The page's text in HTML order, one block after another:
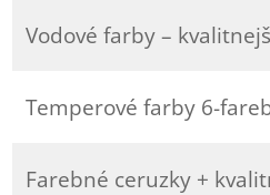
Vodové farby –
Temperové farby 6-
Farebné ceruzky +